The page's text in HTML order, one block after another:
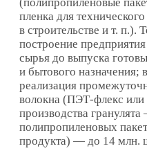
ОБЕСПЕЧЕННОСТЬ
Российское потребление
по оценке Plastinfo.ru,
из полиэтилентерефталата
может вырасти на 17% и
этом на долю ПЭТ-пленок
производства сейчас уже
50% в 2019 году. (при этом, рост
и потребления ПЭТ-хлопьев идет
новых сортировочных
за тот же период выросли на
тыс. т.).
Рынок упаковки считается одним
быстро растущих в России (по
ежегодный прирост превышает